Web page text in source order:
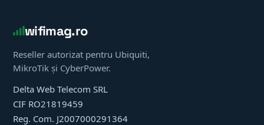
wifimag.ro
Reseller autorizat pentru Ubiquiti,
MikroTik și CyberPower.
Delta Web Telecom SRL
CIF RO21819459
Reg. Com. J2007000291364